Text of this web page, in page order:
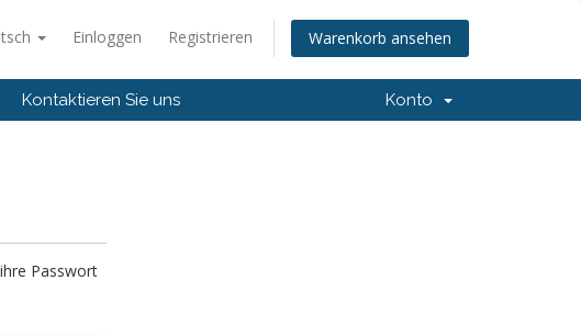
Einloggen Registrieren Warenkorb ansehen
Kontaktieren Sie uns Konto
Passwort